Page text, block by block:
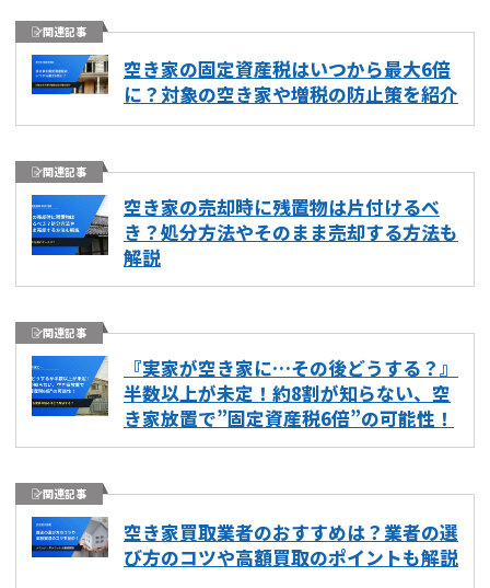
関連記事
空き家の固定資産税はいつから最大6倍
に？対象の空き家や増税の防止策を紹介
関連記事
空き家の売却時に残置物は片付けるべ
き？処分方法やそのまま売却する方法も
解説
関連記事
『実家が空き家に…その後どうする？』
半数以上が未定！約8割が知らない、空
き家放置で”固定資産税6倍”の可能性！
関連記事
空き家買取業者のおすすめは？業者の選
び方のコツや高額買取のポイントも解説
再建築不可物件の売却でお悩みならこちら